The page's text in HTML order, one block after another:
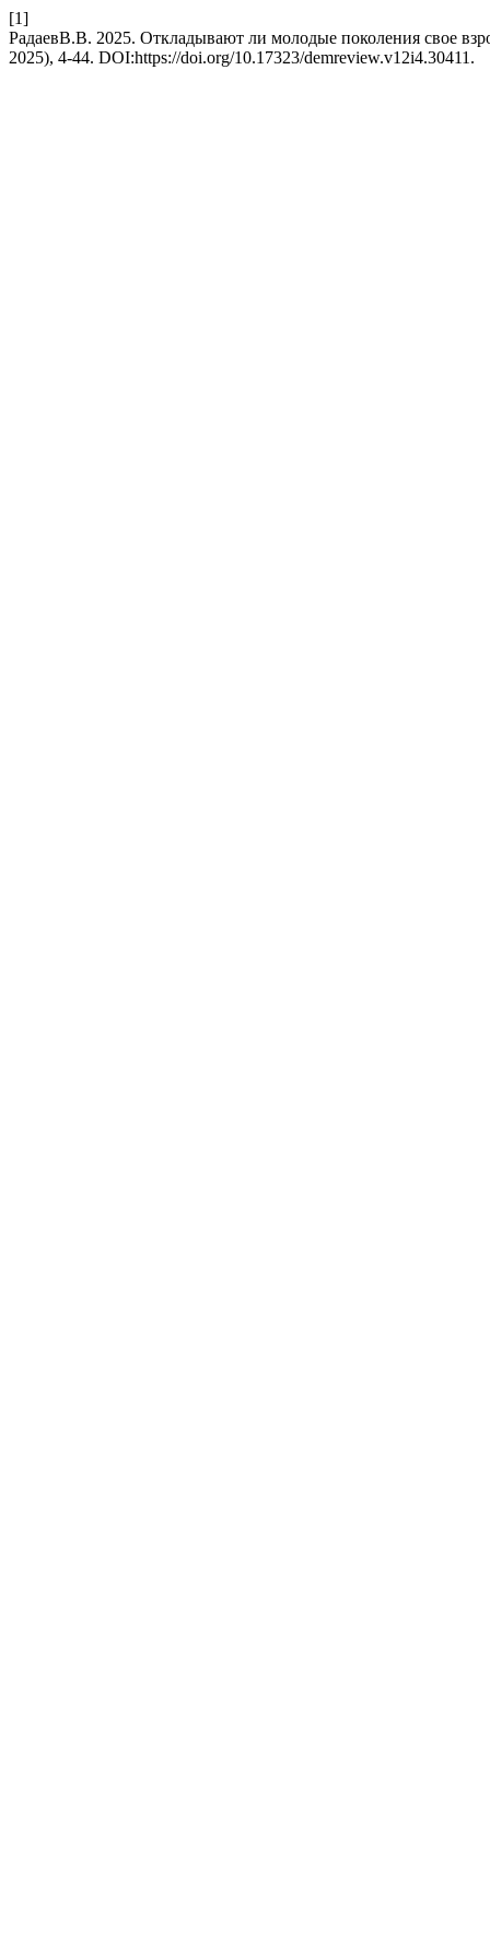
[1]
РадаевВ.В. 2025. Откладывают ли молодые поколения свое
2025), 4-44. DOI:https://doi.org/10.17323/demreview.v12i4.30411.